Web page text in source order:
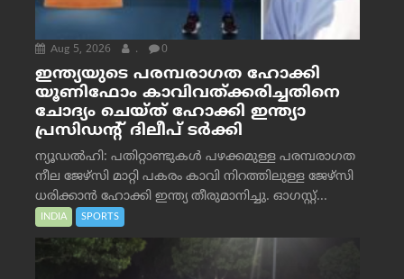
Aug 5, 2026 . 0
ഇന്ത്യയുടെ പരമ്പരാഗത ഹോക്കി
യൂണിഫോം കാവിവത്ക്കരിച്ചതിനെ
ചോദ്യം ചെയ്ത് ഹോക്കി ഇന്ത്യാ
പ്രസിഡന്റ് ദിലീപ് ടര്‍ക്കി
ന്യൂഡൽഹി: പതിറ്റാണ്ടുകൾ പഴക്കമുള്ള പരമ്പരാഗത
നീല ജേഴ്‌സി മാറ്റി പകരം കാവി നിറത്തിലുള്ള ജേഴ്‌സി
ധരിക്കാൻ ഹോക്കി ഇന്ത്യ തീരുമാനിച്ചു. ഓഗസ്റ്റ്...
INDIA SPORTS